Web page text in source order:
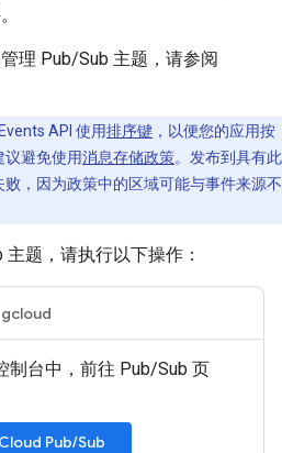
理 Pub/Sub 主题，请参阅
API 使用排序键 ，以便您的应用按
避免使用消息存储政策。发布到具有此
，因为政策中的区域可能与事件来源不
题，请执行以下操作：
gcloud
制台中，前往 Pub/Sub 页
Pub/Sub